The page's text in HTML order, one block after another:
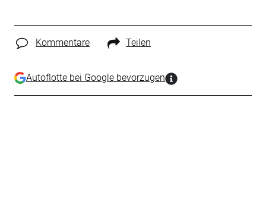
Kommentare Teilen
Autoflotte bei Google bevorzugen